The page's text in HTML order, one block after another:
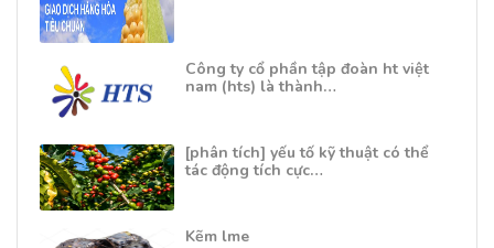
Công ty cổ phần tập đoàn ht việt
nam (hts) là thành…
[phân tích] yếu tố kỹ thuật có thể
tác động tích cực…
Kẽm lme